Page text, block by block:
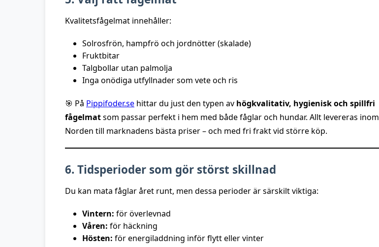
Kvalitetsfågelmat innehåller:
Solrosfrön, hampfrö och jordnötter (skalade)
Fruktbitar
Talgbollar utan palmolja
Inga onödiga utfyllnader som vete och ris
🎯 På Pippifoder.se hittar du just den typen av högkvalitativ, hygienisk och spillfri
fågelmatsom passar perfekt i hem med både fåglar och hundar. Allt levereras inom
Norden till marknadens bästa priser – och med fri frakt vid större köp.
6. Tidsperioder som gör störst skillnad
Du kan mata fåglar året runt, men dessa perioder är särskilt viktiga:
Vintern: för överlevnad
Våren: för häckning
Hösten: för energiladdning inför flytt eller vinter